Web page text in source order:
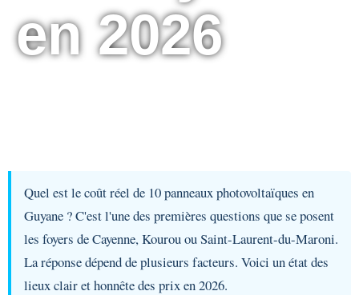
en 2026
Quel est le coût réel de 10 panneaux photovoltaïques en
Guyane ? C'est l'une des premières questions que se posent
les foyers de Cayenne, Kourou ou Saint-Laurent-du-Maroni.
La réponse dépend de plusieurs facteurs. Voici un état des
lieux clair et honnête des prix en 2026.